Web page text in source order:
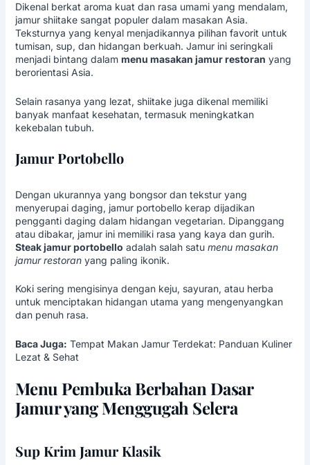
Dikenal berkat aroma kuat dan rasa umami yang mendalam,
jamur shiitake sangat populer dalam masakan Asia.
Teksturnya yang kenyal menjadikannya pilihan favorit untuk
tumisan, sup, dan hidangan berkuah. Jamur ini seringkali
menjadi bintang dalam menu masakan jamur restoran yang
berorientasi Asia.
Selain rasanya yang lezat, shiitake juga dikenal memiliki
banyak manfaat kesehatan, termasuk meningkatkan
kekebalan tubuh.
Jamur Portobello
Dengan ukurannya yang bongsor dan tekstur yang
menyerupai daging, jamur portobello kerap dijadikan
pengganti daging dalam hidangan vegetarian. Dipanggang
atau dibakar, jamur ini memiliki rasa yang kaya dan gurih.
Steak jamur portobello adalah salah satu menu masakan
jamur restoranyang paling ikonik.
Koki sering mengisinya dengan keju, sayuran, atau herba
untuk menciptakan hidangan utama yang mengenyangkan
dan penuh rasa.
Baca Juga: Tempat Makan Jamur Terdekat: Panduan Kuliner
Lezat & Sehat
Menu Pembuka Berbahan Dasar
Jamur yang Menggugah Selera
Sup Krim Jamur Klasik